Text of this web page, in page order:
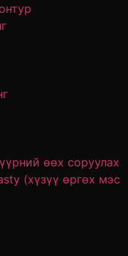
өөх соруулах
(хүзүү өргөх мэс